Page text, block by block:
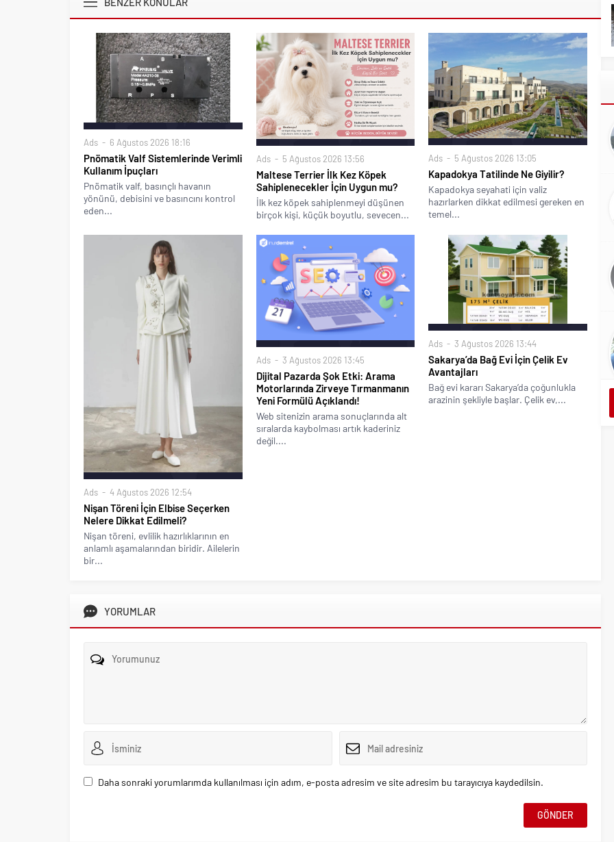
Ads 6 Ağustos 2026 18:16
Pnömatik Valf Sistemlerinde Verimli
Kullanım İpuçları
Pnömatik valf, basınçlı havanın
yönünü, debisini ve basıncını kontrol
eden...
Ads 5 Ağustos 2026 13:56
Maltese Terrier İlk Kez Köpek
Sahiplenecekler İçin Uygun mu?
İlk kez köpek sahiplenmeyi düşünen
birçok kişi, küçük boyutlu, sevecen...
Ads 5 Ağustos 2026 13:05
Kapadokya Tatilinde Ne Giyilir?
Kapadokya seyahati için valiz
hazırlarken dikkat edilmesi gereken en
temel...
Ads 4 Ağustos 2026 12:54
Nişan Töreni İçin Elbise Seçerken
Nelere Dikkat Edilmeli?
Nişan töreni, evlilik hazırlıklarının en
anlamlı aşamalarından biridir. Ailelerin
bir...
Ads 3 Ağustos 2026 13:45
Dijital Pazarda Şok Etki: Arama
Motorlarında Zirveye Tırmanmanın
Yeni Formülü Açıklandı!
Web sitenizin arama sonuçlarında alt
sıralarda kaybolması artık kaderiniz
değil....
Ads 3 Ağustos 2026 13:44
Sakarya’da Bağ Evi İçin Çelik Ev
Avantajları
Bağ evi kararı Sakarya’da çoğunlukla
arazinin şekliyle başlar. Çelik ev,...
YORUMLAR
Daha sonraki yorumlarımda kullanılması için adım, e-posta adresim ve site adresim bu tarayıcıya kaydedilsin.